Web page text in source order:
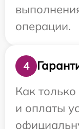
операции.
4
Как только
и оплаты